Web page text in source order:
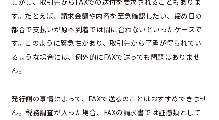
す。たとえば、請求金額や内容を至急確認したい、締め日の
都合で支払いが原本到着では間に合わないといったケースで
す。このように緊急性があり、取引先から了承が得られてい
るような場合には、例外的にFAXで送っても問題はありませ
ん。
発行側の事情によって、FAXで送るのことはおすすめできませ
ん。税務調査が入った場合、FAXの請求書では証憑類として